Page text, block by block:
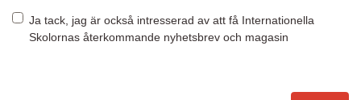
Ja tack, jag är också intresserad av att få Internationella
Skolornas återkommande nyhetsbrev och magasin